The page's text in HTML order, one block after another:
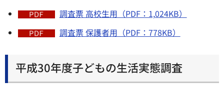
調査票 高校生用（PDF：1,024KB）
調査票 保護者用（PDF：778KB）
平成30年度子どもの生活実態調査